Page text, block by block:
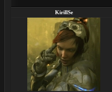
KirillSe